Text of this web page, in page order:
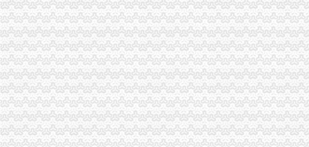
申请海关报关单位注册登记证书,海关报关注册信息年度报告范本,
上海浦东海关关于换领新版报关单位注册登记证书的通知相关咨询_找
工商动态
垫江县加微企补助资金监管
巴南区工商分局海关报关注册登记证书牵头召开行政执法与刑事司法衔接工作
市重庆海关注册登记工商局与市外经贸委建立外资登记审批合作机制
工商干校微型企业创业培训2011年第一期培训班顺利开班
云诞生家村镇银行
全市工商系统“六个必查”重庆海关注册登记筑牢食品安全监管防线
铜梁局重庆海关注册登记开拓微型企业发展新思路